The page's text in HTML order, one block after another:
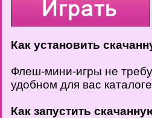
Как установить
Флеш-мини-игры не
удобном для вас
Как запустить